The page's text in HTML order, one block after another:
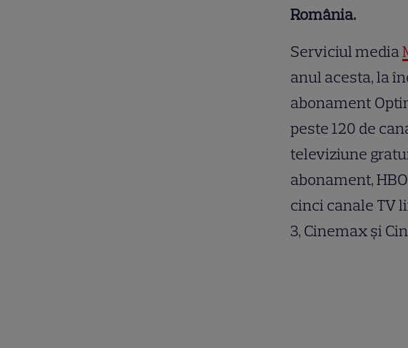
România.
Serviciul media
anul acesta, la
abonament
peste 120 de
televiziune
abonament,
cinci canale TV
3, Cinemax şi